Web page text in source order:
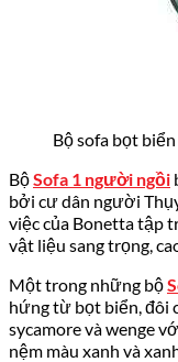
Bộ sofa bọt
BộSofa 1 người ngồi
bởi cư dân người
việc của Bonetta tập
vật liệu sang trọng,
Một trong những bộ
hứng từ bọt biển, đôi
sycamore và wenge
nệm màu xanh và